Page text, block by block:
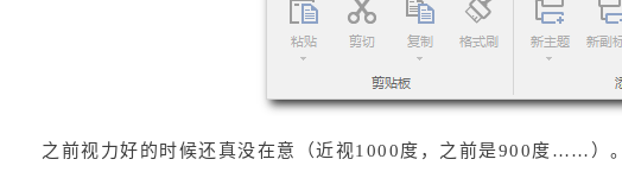
之前视力好的时候还真没在意（近视1000度，之前是900度……）。